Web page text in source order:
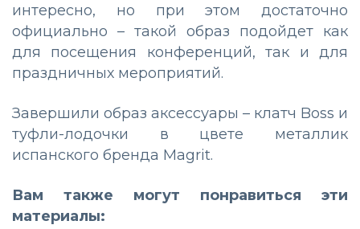
интересно, но при этом достаточно
официально – такой образ подойдет как
для посещения конференций, так и для
праздничных мероприятий.
Завершили образ аксессуары – клатч Boss и
туфли-лодочки в цвете металлик
испанского бренда Magrit.
Вам также могут понравиться эти
материалы: